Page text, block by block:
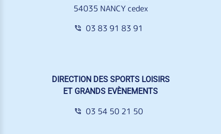
54035 NANCY cedex
03 83 91 83 91
DIRECTION DES SPORTS LOISIRS
ET GRANDS EVÈNEMENTS
03 54 50 21 50